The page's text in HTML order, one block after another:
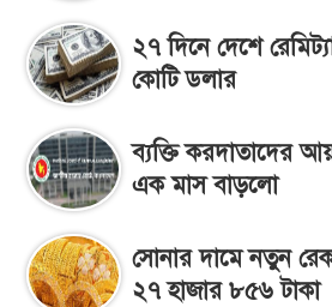
২৭ দিনে দেশে
কোটি ডলার
ব্যক্তি করদাতাদের
এক মাস বাড়লো
সোনার দামে নতুন
২৭ হাজার ৮৫৬ টাকা